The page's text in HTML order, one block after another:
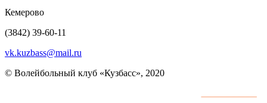
Кемерово
(3842) 39-60-11
vk.kuzbass@mail.ru
© Волейбольный клуб «Кузбасс», 2020